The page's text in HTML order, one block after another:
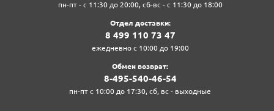
пн-пт - с 11:30 до 20:00, сб-вс - с 11:30 до 18:00
Отдел доставки:
8‍ 4‍9‍9‍ 1‍1‍0‍ 7‍3‍ 4‍7‍
ежедневно с 10:00 до 19:00
Обмен возврат:
8‍-4‍9‍5‍-5‍4‍0‍-4‍6‍-5‍4‍
пн-пт с 10:00 до 17:30, сб, вс - выходные